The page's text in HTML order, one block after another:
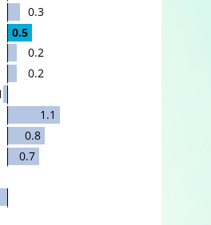
0.3
0.5
0.2
0.2
1.1
0.8
0.7